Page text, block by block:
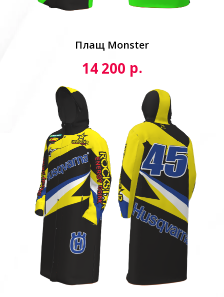
Плащ Monster
14 200 р.